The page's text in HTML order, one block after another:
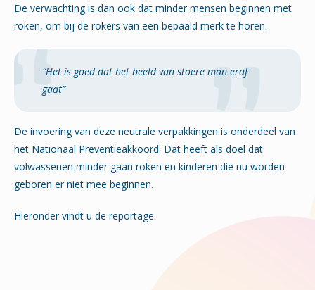
De verwachting is dan ook dat minder mensen beginnen met
roken, om bij de rokers van een bepaald merk te horen.
“Het is goed dat het beeld van stoere man eraf
gaat”
De invoering van deze neutrale verpakkingen is onderdeel van
het Nationaal Preventieakkoord. Dat heeft als doel dat
volwassenen minder gaan roken en kinderen die nu worden
geboren er niet mee beginnen.
Hieronder vindt u de reportage.